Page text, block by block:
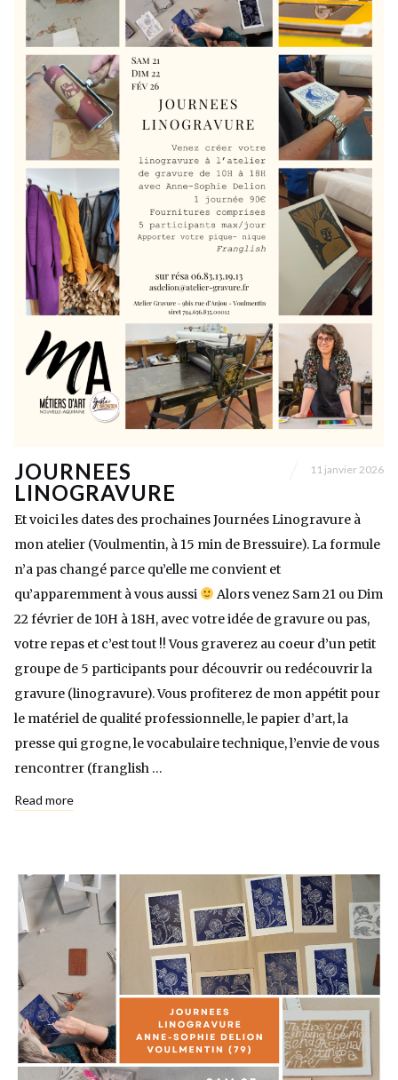
JOURNEES
LINOGRAVURE
11 janvier 2026
Et voici les dates des prochaines Journées Linogravure à
mon atelier (Voulmentin, à 15 min de Bressuire). La formule
n’a pas changé parce qu’elle me convient et
qu’apparemment à vous aussi
Alors venez Sam 21 ou Dim
22 février de 10H à 18H, avec votre idée de gravure ou pas,
votre repas et c’est tout !! Vous graverez au coeur d’un petit
groupe de 5 participants pour découvrir ou redécouvrir la
gravure (linogravure). Vous profiterez de mon appétit pour
le matériel de qualité professionnelle, le papier d’art, la
presse qui grogne, le vocabulaire technique, l’envie de vous
rencontrer (franglish …
Read more